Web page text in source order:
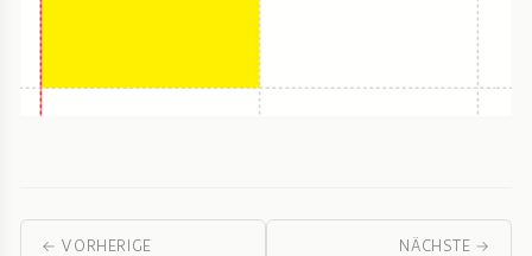
← VORHERIGE NÄCHSTE →